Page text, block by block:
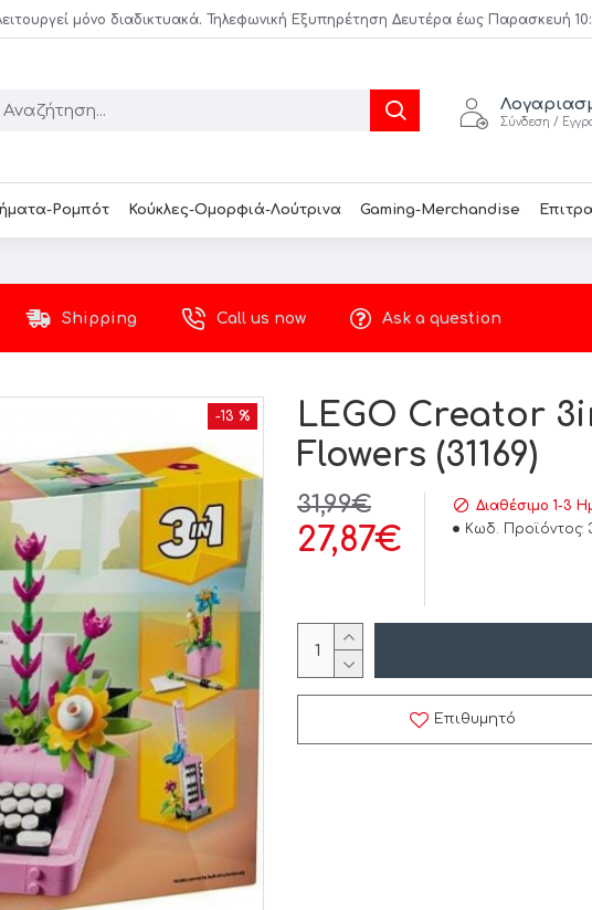
μόνο διαδικτυακά. Τηλεφωνική Εξυπηρέτηση Δευτέρα έως Παρασκευή
Σύνδεση /
Ρομπότ Κούκλες-Ομορφιά-Λούτρινα Gaming-Merchandise
Shipping Call us now Ask a question
-13 %
LEGO Creator
Flowers (31169)
27,87€
31,99€
Διαθέσιμο 1-3
Κωδ. Προϊόντος:
Επιθυμητό